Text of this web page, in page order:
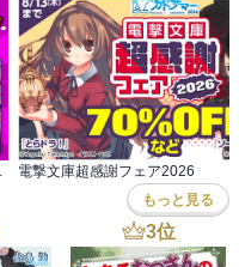
電撃文庫超感謝フェア2026
もっと見る
3位